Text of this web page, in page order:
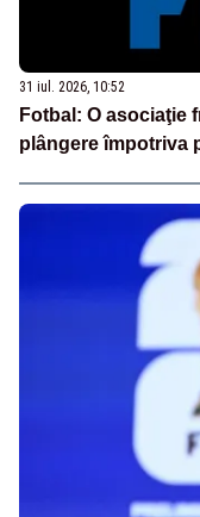
31 iul. 2026, 10:52
Fotbal: O asociaţie
plângere împotriva